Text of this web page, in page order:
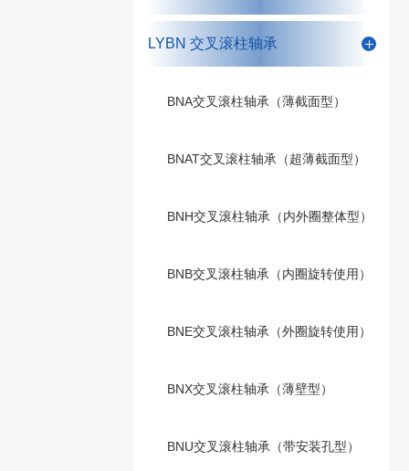
LYBN 交叉滚柱轴承
BNA交叉滚柱轴承（薄截面型）
BNAT交叉滚柱轴承（超薄截面型）
BNH交叉滚柱轴承（内外圈整体型）
BNB交叉滚柱轴承（内圈旋转使用）
BNE交叉滚柱轴承（外圈旋转使用）
BNX交叉滚柱轴承（薄壁型）
BNU交叉滚柱轴承（带安装孔型）